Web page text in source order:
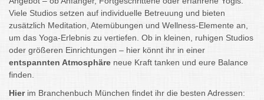
Viele Studios setzen auf individuelle Betreuung und bieten
zusätzlich Meditation, Atemübungen und Wellness-Elemente an,
um das Yoga-Erlebnis zu vertiefen. Ob in kleinen, ruhigen Studios
oder größeren Einrichtungen – hier könnt ihr in einer
entspannten Atmosphäre neue Kraft tanken und eure Balance
finden.
Hierim Branchenbuch München findet ihr die besten Adressen: